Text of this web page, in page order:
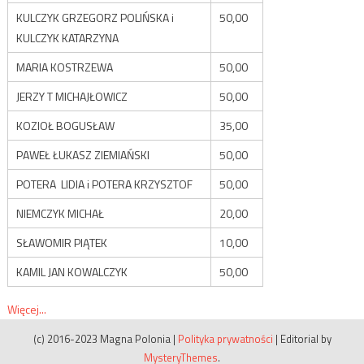
KULCZYK GRZEGORZ POLIŃSKA i
KULCZYK KATARZYNA
50,00
MARIA KOSTRZEWA
50,00
JERZY T MICHAJŁOWICZ
50,00
KOZIOŁ BOGUSŁAW
35,00
PAWEŁ ŁUKASZ ZIEMIAŃSKI
50,00
POTERA LIDIA i POTERA KRZYSZTOF
50,00
NIEMCZYK MICHAŁ
20,00
SŁAWOMIR PIĄTEK
10,00
KAMIL JAN KOWALCZYK
50,00
Więcej...
(c) 2016-2023 Magna Polonia | Polityka prywatności | Editorial by
MysteryThemes.